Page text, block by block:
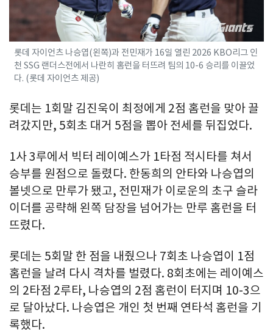
롯데 자이언츠 나승엽(왼쪽)과 전민재가 16일 열린 2026 KBO리그 인
천 SSG 랜더스전에서 나란히 홈런을 터뜨려 팀의 10-6 승리를 이끌었
다. (롯데 자이언츠 제공)
롯데는 1회말 김진욱이 최정에게 2점 홈런을 맞아 끌
려갔지만, 5회초 대거 5점을 뽑아 전세를 뒤집었다.
1사 3루에서 빅터 레이예스가 1타점 적시타를 쳐서
승부를 원점으로 돌렸다. 한동희의 안타와 나승엽의
볼넷으로 만루가 됐고, 전민재가 이로운의 초구 슬라
이더를 공략해 왼쪽 담장을 넘어가는 만루 홈런을 터
뜨렸다.
롯데는 5회말 한 점을 내줬으나 7회초 나승엽이 1점
홈런을 날려 다시 격차를 벌렸다. 8회초에는 레이예스
의 2타점 2루타, 나승엽의 2점 홈런이 터지며 10-3으
로 달아났다. 나승엽은 개인 첫 번째 연타석 홈런을 기
록했다.